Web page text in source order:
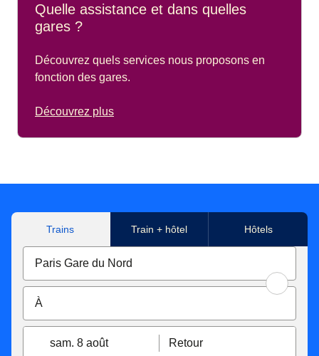
Quelle assistance et dans quelles
gares ?
Découvrez quels services nous proposons en
fonction des gares.
Découvrez plus
Trains Train + hôtel Hôtels
sam. 8 août Retour